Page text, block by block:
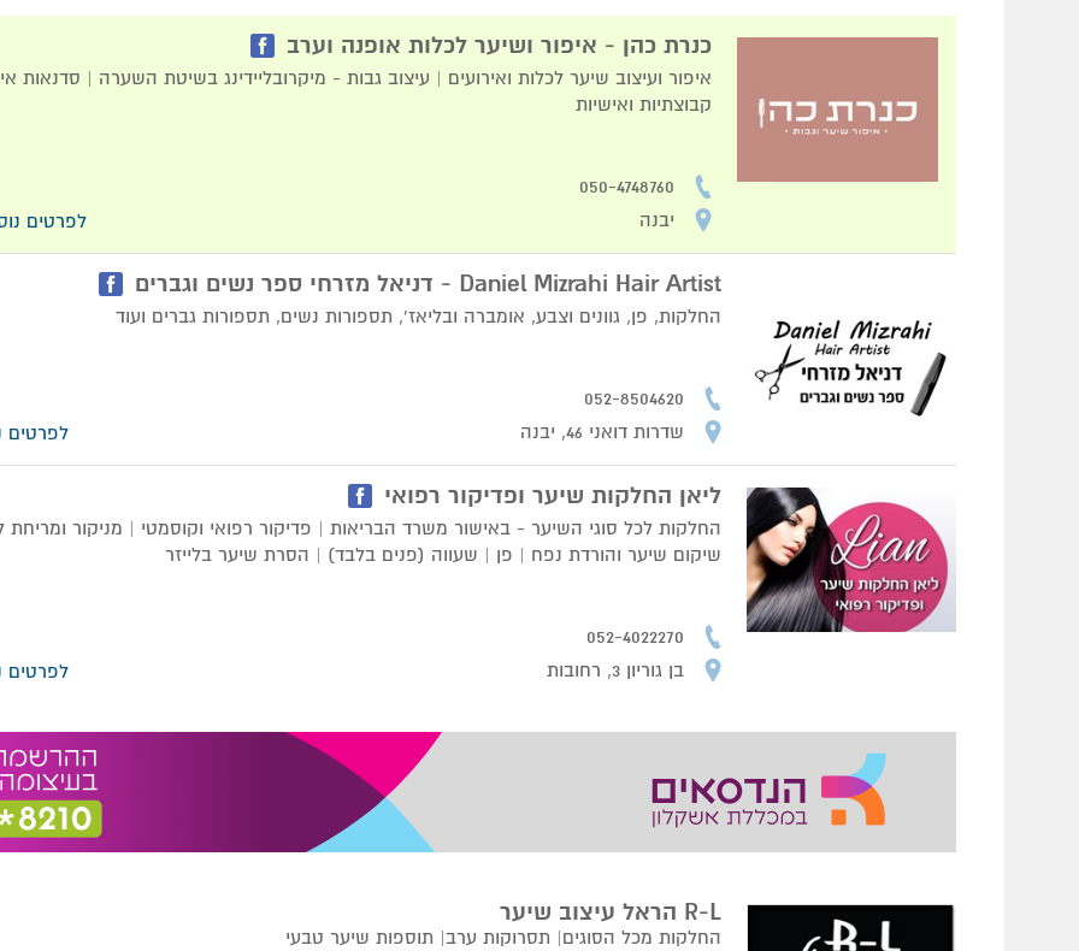
כנרת כהן - איפור ושיער לכלות אופנה וערב
איפור ועיצוב שיער לכלות ואירועים | עיצוב גבות - מיקרובליידינג בשיטת השערה | סדנאות
קבוצתיות ואישיות
050-4748760
יבנה
לפרטים
Daniel Mizrahi Hair Artist - דניאל מזרחי ספר נשים וגברים
החלקות, פן, גוונים וצבע, אומברה ובליאז', תספורות נשים, תספורות גברים ועוד
052-8504620
שדרות דואני 46, יבנה
לפרטים
ליאן החלקות שיער ופדיקור רפואי
החלקות לכל סוגי השיער - באישור משרד הבריאות | פדיקור רפואי וקוסמטי | מניקור ומריחת
שיקום שיער והורדת נפח | פן | שעווה (פנים בלבד) | הסרת שיער בלייזר
052-4022270
בן גוריון 3, רחובות
לפרטים
R-L הראל עיצוב שיער
החלקות מכל הסוגים| תסרוקות ערב| תוספות שיער טבעי